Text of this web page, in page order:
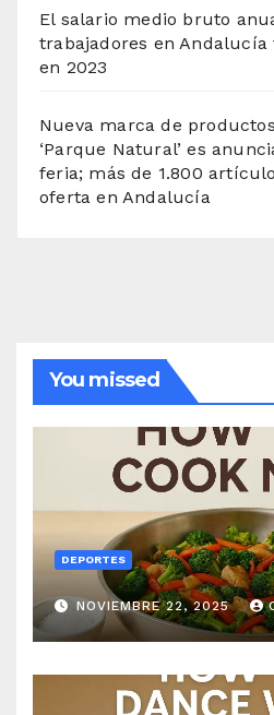
El salario medio bruto
trabajadores en Andalucía
en 2023
Nueva marca de
‘Parque Natural’ es
feria; más de 1.800
oferta en Andalucía
You missed
DEPORTES
NOVIEMBRE 22, 2025